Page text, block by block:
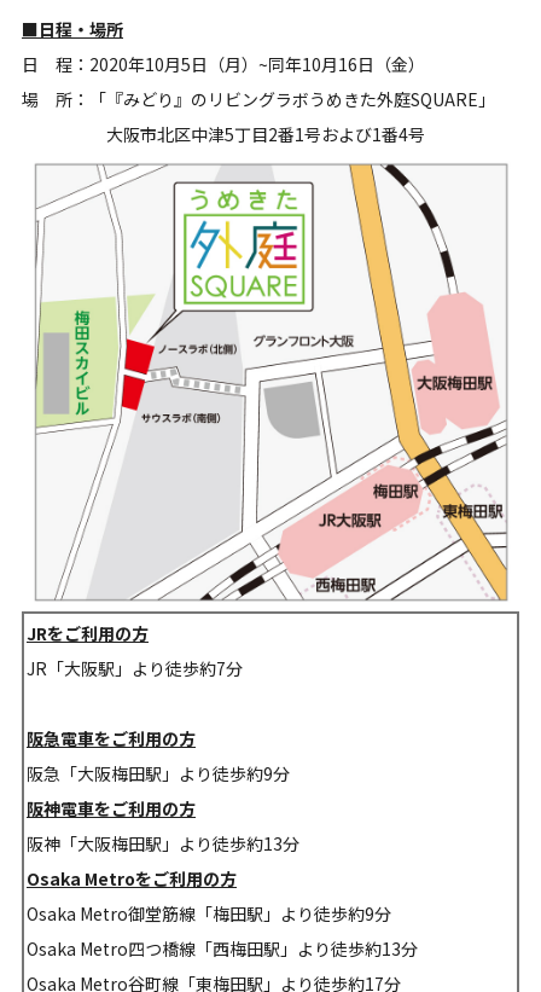
■日程・場所
日 程：2020年10月5日（月）~同年10月16日（金）
場 所：「『みどり』のリビングラボうめきた外庭SQUARE」
大阪市北区中津5丁目2番1号および1番4号
JRをご利用の方
JR「大阪駅」より徒歩約7分
阪急電車をご利用の方
阪急「大阪梅田駅」より徒歩約9分
阪神電車をご利用の方
阪神「大阪梅田駅」より徒歩約13分
Osaka Metroをご利用の方
Osaka Metro御堂筋線「梅田駅」より徒歩約9分
Osaka Metro四つ橋線「西梅田駅」より徒歩約13分
Osaka Metro谷町線「東梅田駅」より徒歩約17分